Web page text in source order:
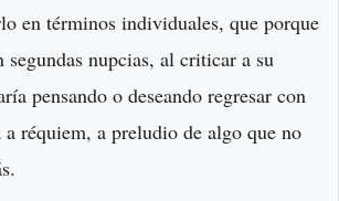
en términos individuales, que porque
segundas nupcias, al criticar a su
pensando o deseando regresar con
réquiem, a preludio de algo que no